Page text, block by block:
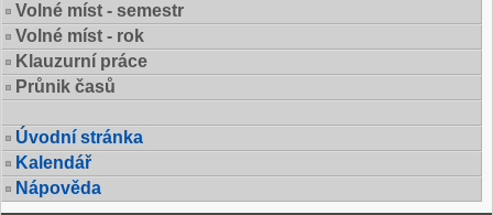
Volné míst - semestr
Volné míst - rok
Klauzurní práce
Průnik časů
Úvodní stránka
Kalendář
Nápověda